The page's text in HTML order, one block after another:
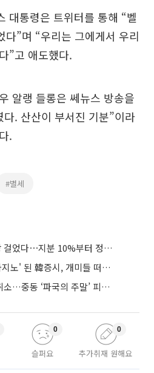
대통령은 트위터를 통해 “벨
다”며 “우리는 그에게서 우리
”고 애도했다.
알랭 들롱은 쎄뉴스 방송을
. 산산이 부서진 기분”이라
.
#별세
프랑스, 외국인 투자 빗장 걸었다⋯지분 10%부터 정부가 승인
"다신 국장 안 한다"⋯'카지노' 된 韓증시, 개미들 떠난다
트럼프, 이란 공격 전격 취소…중동 ‘파국의 주말’ 피했다
슬퍼요
0
추가취재 원해요
0